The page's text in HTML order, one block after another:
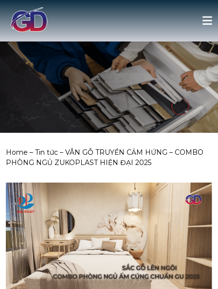
Home – Tin tức – VÂN GỖ TRUYỀN CẢM HỨNG – COMBO
PHÒNG NGỦ ZUKOPLAST HIỆN ĐẠI 2025